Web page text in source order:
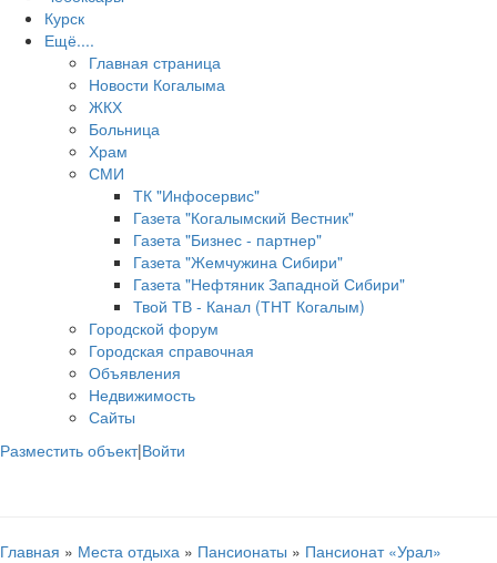
Курск
Ещё....
Главная страница
Новости Когалыма
ЖКХ
Больница
Храм
СМИ
ТК "Инфосервис"
Газета "Когалымский Вестник"
Газета "Бизнес - партнер"
Газета "Жемчужина Сибири"
Газета "Нефтяник Западной Сибири"
Твой ТВ - Канал (ТНТ Когалым)
Городской форум
Городская справочная
Объявления
Недвижимость
Сайты
Разместить объект|Войти
Главная » Места отдыха » Пансионаты » Пансионат «Урал»